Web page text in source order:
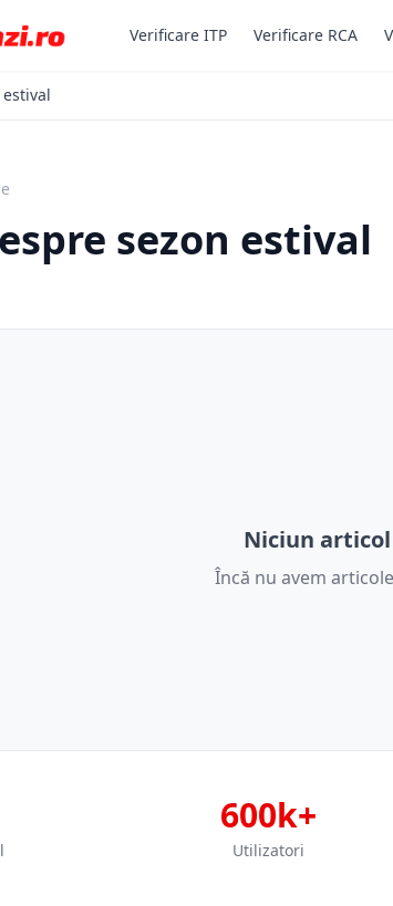
Verificare ITP Verificare RCA
sezon estival
Niciun
Încă nu avem
600k+
Utilizatori